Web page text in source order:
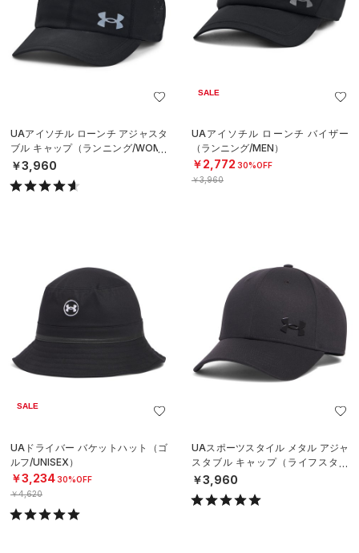
UAアイソチル ローンチ アジャスタ
ブル キャップ（ランニング/WOME
N）
￥3,960
SALE
UAアイソチル ローンチ バイザー
（ランニング/MEN）
￥2,772 30%OFF
￥3,960
SALE
UAドライバー バケットハット（ゴ
ルフ/UNISEX）
￥3,23430%OFF
￥4,620
UAスポーツスタイル メタル アジャ
スタブル キャップ（ライフスタイ
ル/MEN）
￥3,960